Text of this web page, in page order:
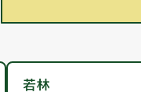
若林